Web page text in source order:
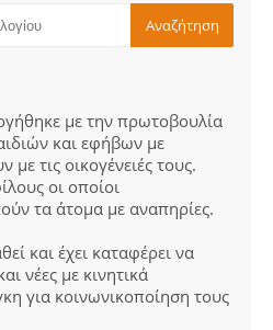
με την πρωτοβουλία
και εφήβων με
με τις οικογένειές τους.
οι οποίοι
τα άτομα με αναπηρίες.
και έχει καταφέρει να
νέες με κινητικά
για κοινωνικοποίηση τους